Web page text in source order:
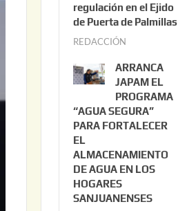
o
3
2
0
2
6
regulación en el Ejido
de Puerta de Palmillas
REDACCIÓN
l
i
o
2
0
ARRANCA
JAPAM EL
PROGRAMA
“AGUA SEGURA”
PARA FORTALECER
EL
ALMACENAMIENTO
DE AGUA EN LOS
HOGARES
SANJUANENSES